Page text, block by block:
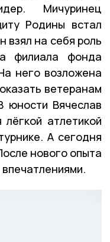
Мичуринец
Родины встал
взял на себя роль
филиала фонда
него возложена
ветеранам
Вячеслав
атлетикой
А сегодня
нового опыта